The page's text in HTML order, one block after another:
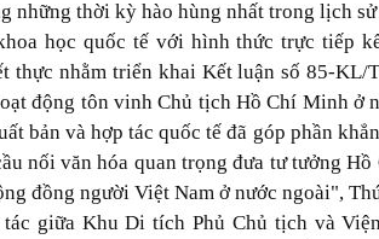
những thời kỳ hào hùng nhất trong lịch
học quốc tế với hình thức trực tiếp
thực nhằm triển khai Kết luận số 85-KL/
động tôn vinh Chủ tịch Hồ Chí Minh ở
bản và hợp tác quốc tế đã góp phần
nối văn hóa quan trọng đưa tư tưởng
đồng người Việt Nam ở nước ngoài",
giữa Khu Di tích Phủ Chủ tịch và